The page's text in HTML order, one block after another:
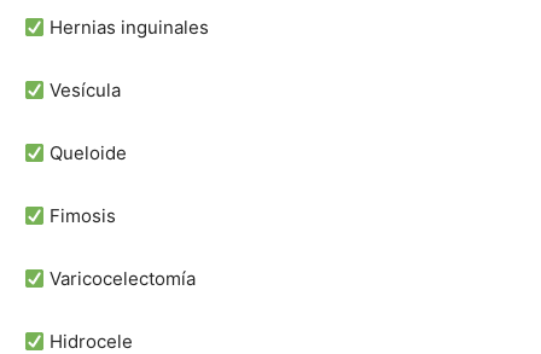
Hernias inguinales
Vesícula
Queloide
Fimosis
Varicocelectomía
Hidrocele